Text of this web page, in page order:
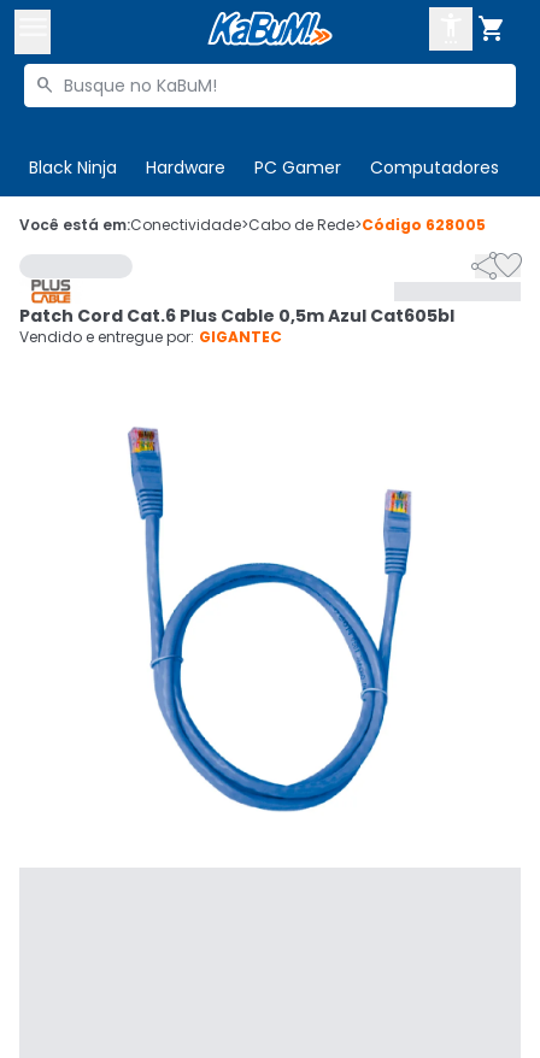

Buscar produtos

Black Ninja Hardware PC Gamer Computadores
 Olá. Acesse sua conta
 Departamentos
Cupons
Ativar tradutor em libras
CADASTRE-SE
Você está em:Conectividade>Cabo de Rede>Código 628005

Patch Cord Cat.6 Plus Cable 0,5m Azul Cat605bl
Vendido e entregue por: GIGANTEC